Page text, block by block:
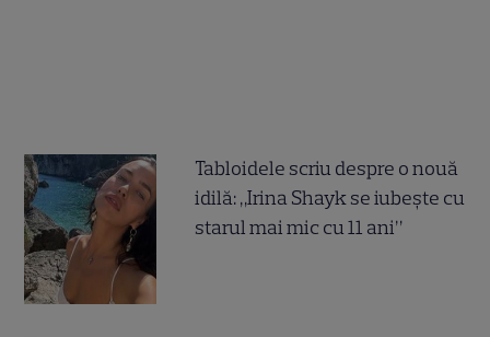
Tabloidele scriu despre o nouă
idilă: „Irina Shayk se iubește cu
starul mai mic cu 11 ani”